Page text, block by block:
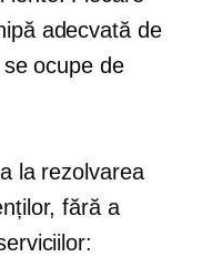
adecvată de
ocupe de
la rezolvarea
fără a